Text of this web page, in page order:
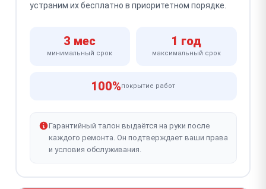
устраним их бесплатно в приоритетном порядке.
3 мес
минимальный срок
1 год
максимальный срок
100%покрытие работ
Гарантийный талон выдаётся на руки после
каждого ремонта. Он подтверждает ваши права
и условия обслуживания.